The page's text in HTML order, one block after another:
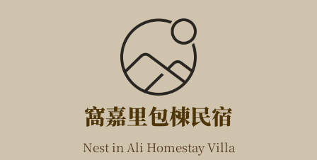
窩嘉里包棟民宿
Nest in Ali Homestay Villa